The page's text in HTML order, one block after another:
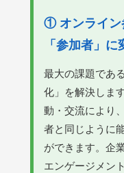
① オンライン
「参加者」に
最大の課題であ
化」を解決しま
動・交流により
者と同じように
ができます。企
エンゲージメン